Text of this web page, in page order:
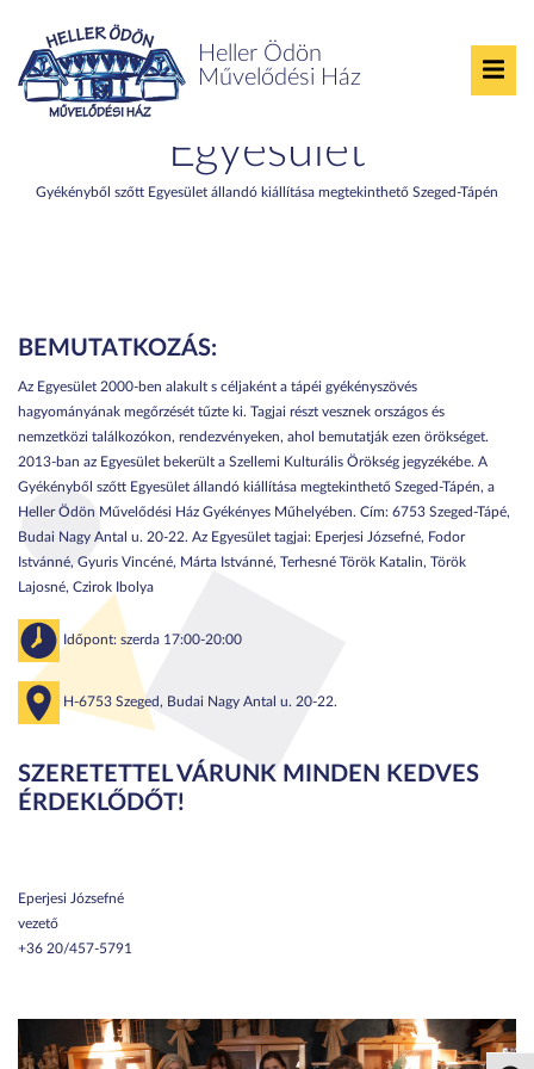
Heller Ödön
Művelődési Ház
Gyékényből Szőtt
Egyesület
Gyékényből szőtt Egyesület állandó kiállítása megtekinthető Szeged-Tápén
BEMUTATKOZÁS:
Az Egyesület 2000-ben alakult s céljaként a tápéi gyékényszövés
hagyományának megőrzését tűzte ki. Tagjai részt vesznek országos és
nemzetközi találkozókon, rendezvényeken, ahol bemutatják ezen örökséget.
2013-ban az Egyesület bekerült a Szellemi Kulturális Örökség jegyzékébe. A
Gyékényből szőtt Egyesület állandó kiállítása megtekinthető Szeged-Tápén, a
Heller Ödön Művelődési Ház Gyékényes Műhelyében. Cím: 6753 Szeged-Tápé,
Budai Nagy Antal u. 20-22. Az Egyesület tagjai: Eperjesi Józsefné, Fodor
Istvánné, Gyuris Vincéné, Márta Istvánné, Terhesné Török Katalin, Török
Lajosné, Czirok Ibolya
Időpont: szerda 17:00-20:00
H-6753 Szeged, Budai Nagy Antal u. 20-22.
SZERETETTEL VÁRUNK MINDEN KEDVES
ÉRDEKLŐDŐT!
Eperjesi Józsefné
vezető
+36 20/457-5791